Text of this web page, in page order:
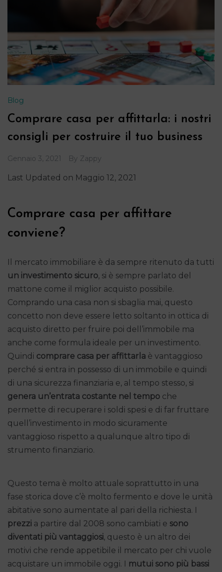
Blog
Comprare casa per affittarla: i nostri
consigli per costruire il tuo business
Gennaio 3, 2021 By Zappy
Last Updated on Maggio 12, 2021
Comprare casa per affittare
conviene?
Il mercato immobiliare è da sempre ritenuto da tutti
un investimento sicuro, si è sempre parlato del
mattone come il miglior acquisto possibile.
Comprando una casa non si sbaglia mai, questo
concetto non deve essere letto soltanto in ottica di
acquisto diretto per fruire poi dell’immobile ma
anche come formula ideale per un investimento.
Quindi comprare casa per affittarla è vantaggioso
perché si entra in possesso di un immobile e quindi
di una sicurezza finanziaria e, al tempo stesso, si
genera un’entrata costante nel tempo che
permette di recuperare i soldi spesi e di far fruttare
quell’investimento in modo sicuramente
vantaggioso rispetto a qualunque altro tipo di
strumento finanziario.
Questo tema è molto attuale soprattutto in una
fase storica dove c’è molto fermento e dove le unità
abitative sono aumentate al pari della richiesta. I
prezzi a partire dal 2008 sono cambiati e sono
diventati più vantaggiosi, questo è un altro dei
motivi che rende appetibile il mercato per chi vuole
acquistare un immobile oggi. I
mutui sono più bassi